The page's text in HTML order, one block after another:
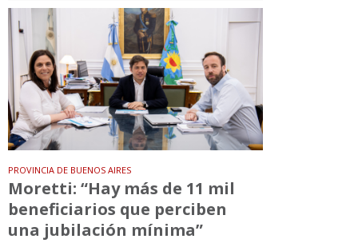
PROVINCIA DE BUENOS AIRES
Moretti: “Hay más de 11 mil
beneficiarios que perciben
una jubilación mínima”